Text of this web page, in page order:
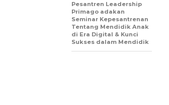
Pesantren Leadership
Primago adakan
Seminar Kepesantrenan
Tentang Mendidik Anak
di Era Digital & Kunci
Sukses dalam Mendidik